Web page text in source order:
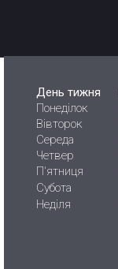
День тижня
Понеділок
Вівторок
Середа
Четвер
П'ятниця
Субота
Неділя